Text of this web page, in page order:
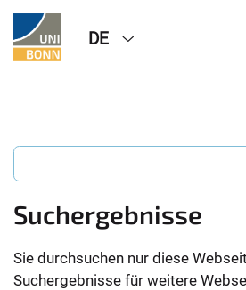
DE
Suchergebnisse
Sie durchsuchen nur diese
Suchergebnisse für weitere